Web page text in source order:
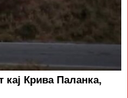
Крива Паланка,